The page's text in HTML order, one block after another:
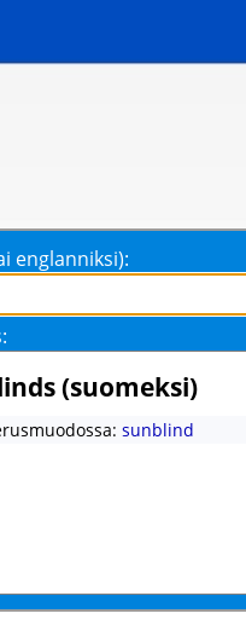
englanniksi):
(suomeksi)
sunblind